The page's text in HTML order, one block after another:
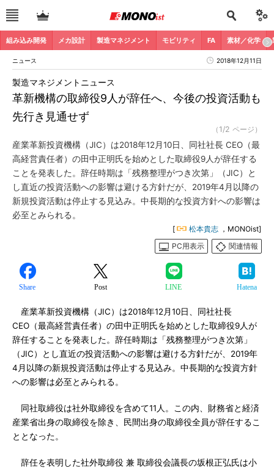
組み込み開発 メカ設計 製造マネジメント モビリティ FA 素材／化学
ニュース 2018年12月11日
革新機構の取締役9人が辞任へ、今後の投資活動も
先行き見通せず
製造マネジメントニュース
（1/2 ページ）
産業革新投資機構（JIC）は2018年12月10日、同社社長 CEO（最
高経営責任者）の田中正明氏を始めとした取締役9人が辞任する
ことを発表した。辞任時期は「残務整理がつき次第」（JIC）と
し直近の投資活動への影響は避ける方針だが、2019年4月以降の
新規投資活動は停止する見込み。中長期的な投資方針への影響は
必至とみられる。
[ 松本貴志 ，MONOist]
PC用表示
関連情報
Share Post LINE Hatena
産業革新投資機構（JIC）は2018年12月10日、同社社長
CEO（最高経営責任者）の田中正明氏を始めとした取締役9人が
辞任することを発表した。辞任時期は「残務整理がつき次第」
（JIC）とし直近の投資活動への影響は避ける方針だが、2019年
4月以降の新規投資活動は停止する見込み。中長期的な投資方針
への影響は必至とみられる。
同社取締役は社外取締役を含めて11人。この内、財務省と経済
産業省出身の取締役を除き、民間出身の取締役全員が辞任するこ
ととなった。
辞任を表明した社外取締役 兼 取締役会議長の坂根正弘氏は小